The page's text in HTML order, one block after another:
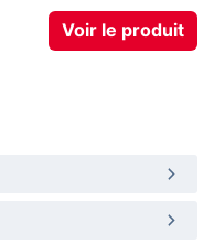
Voir le produit